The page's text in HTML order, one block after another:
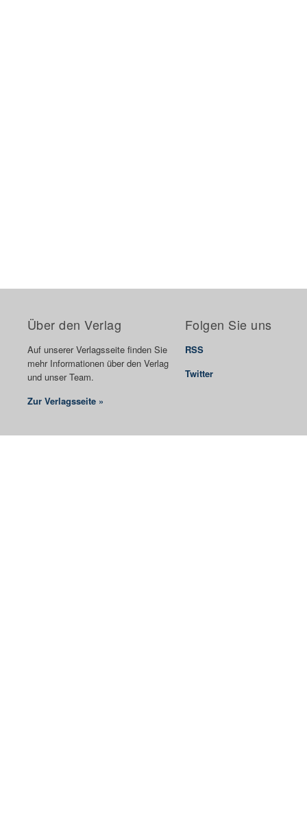
Über den Verlag
Auf unserer Verlagsseite finden Sie
mehr Informationen über den Verlag
und unser Team.
Zur Verlagsseite »
Folgen Sie uns
RSS
Twitter